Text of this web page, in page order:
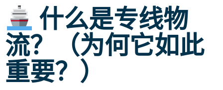
什么是专线物
流？（为何它如此
重要？）